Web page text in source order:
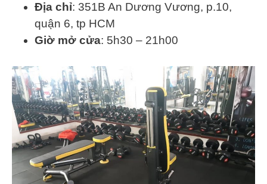
Địa chỉ: 351B An Dương Vương, p.10,
quận 6, tp HCM
Giờ mở cửa: 5h30 – 21h00